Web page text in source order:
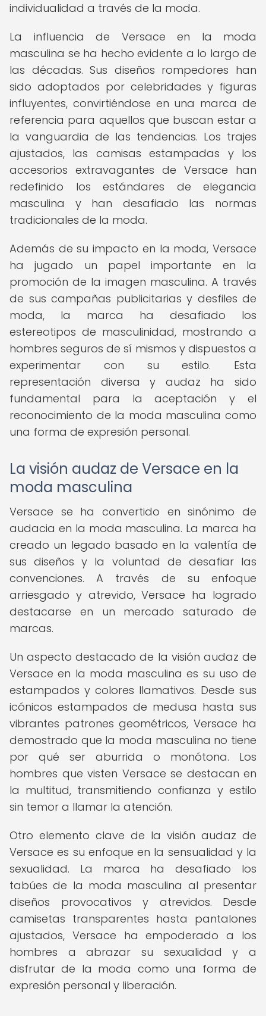
individualidad a través de la moda.
La influencia de Versace en la moda
masculina se ha hecho evidente a lo largo de
las décadas. Sus diseños rompedores han
sido adoptados por celebridades y figuras
influyentes, convirtiéndose en una marca de
referencia para aquellos que buscan estar a
la vanguardia de las tendencias. Los trajes
ajustados, las camisas estampadas y los
accesorios extravagantes de Versace han
redefinido los estándares de elegancia
masculina y han desafiado las normas
tradicionales de la moda.
Además de su impacto en la moda, Versace
ha jugado un papel importante en la
promoción de la imagen masculina. A través
de sus campañas publicitarias y desfiles de
moda, la marca ha desafiado los
estereotipos de masculinidad, mostrando a
hombres seguros de sí mismos y dispuestos a
experimentar con su estilo. Esta
representación diversa y audaz ha sido
fundamental para la aceptación y el
reconocimiento de la moda masculina como
una forma de expresión personal.
La visión audaz de Versace en la
moda masculina
Versace se ha convertido en sinónimo de
audacia en la moda masculina. La marca ha
creado un legado basado en la valentía de
sus diseños y la voluntad de desafiar las
convenciones. A través de su enfoque
arriesgado y atrevido, Versace ha logrado
destacarse en un mercado saturado de
marcas.
Un aspecto destacado de la visión audaz de
Versace en la moda masculina es su uso de
estampados y colores llamativos. Desde sus
icónicos estampados de medusa hasta sus
vibrantes patrones geométricos, Versace ha
demostrado que la moda masculina no tiene
por qué ser aburrida o monótona. Los
hombres que visten Versace se destacan en
la multitud, transmitiendo confianza y estilo
sin temor a llamar la atención.
Otro elemento clave de la visión audaz de
Versace es su enfoque en la sensualidad y la
sexualidad. La marca ha desafiado los
tabúes de la moda masculina al presentar
diseños provocativos y atrevidos. Desde
camisetas transparentes hasta pantalones
ajustados, Versace ha empoderado a los
hombres a abrazar su sexualidad y a
disfrutar de la moda como una forma de
expresión personal y liberación.